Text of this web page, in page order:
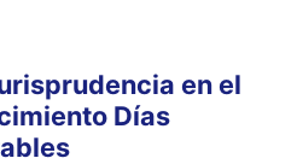
en el
Días